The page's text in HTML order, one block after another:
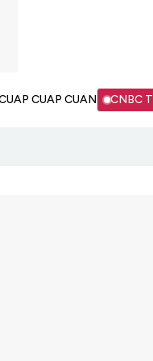
CUAP CUAN CNBC